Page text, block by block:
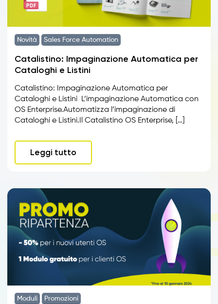
Novità Sales Force Automation
Catalistino: Impaginazione Automatica per
Cataloghi e Listini
Catalistino: Impaginazione Automatica per
Cataloghi e Listini L’impaginazione Automatica con
OS Enterprise.Automatizza l’impaginazione di
Cataloghi e Listini.Il Catalistino OS Enterprise, […]
Leggi tutto
Moduli Promozioni